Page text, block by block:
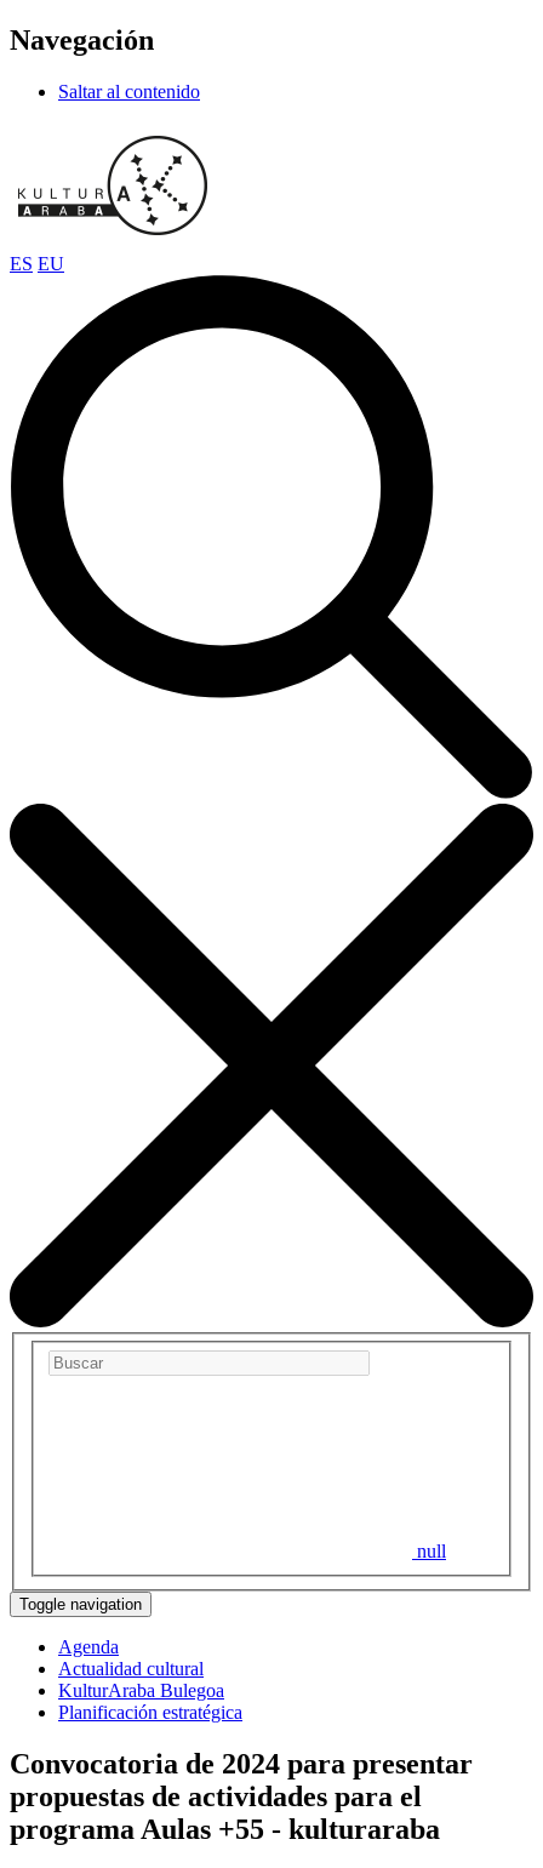
Navegación
Saltar al contenido
ES EU
null
Toggle navigation
Agenda
Actualidad cultural
KulturAraba Bulegoa
Planificación estratégica
Convocatoria de 2024 para presentar
propuestas de actividades para el
programa Aulas +55 - kulturaraba